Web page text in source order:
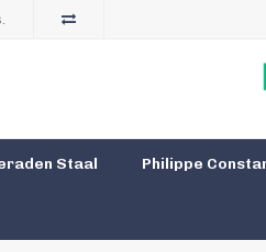
Staal Philippe